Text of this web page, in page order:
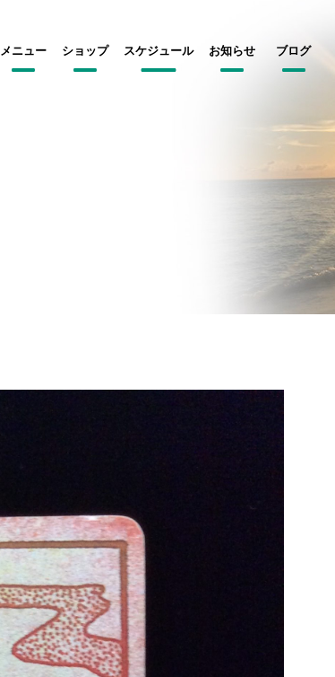
メニュー ショップ スケジュール お知らせ ブログ